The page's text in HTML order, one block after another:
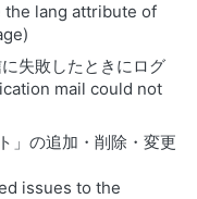
the lang attribute of
失敗したときにログ
mail could not
」の追加・削除・変更
issues to the